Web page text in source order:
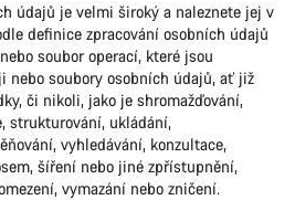
údajů je velmi široký a naleznete jej v
definice zpracování osobních údajů
soubor operací, které jsou
nebo soubory osobních údajů, ať již
či nikoli, jako je shromažďování,
strukturování, ukládání,
vyhledávání, konzultace,
šíření nebo jiné zpřístupnění,
vymazání nebo zničení.